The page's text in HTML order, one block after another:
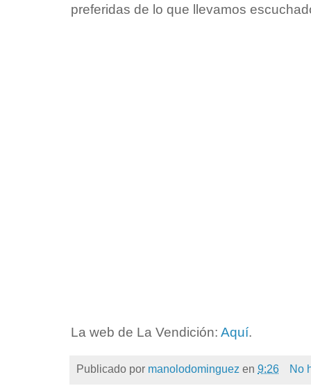
preferidas de lo que llevamos
La web de La Vendición: Aquí.
Publicado por manolodominguez en 9:26 No